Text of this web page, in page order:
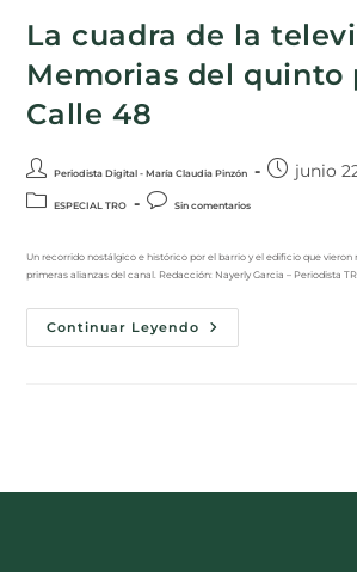
La cuadra de la
Memorias del quinto
Calle 48
Periodista Digital - María Claudia Pinzón junio
ESPECIAL TRO Sin comentarios
Un recorrido nostálgico e histórico por el barrio y el edificio que vieron
primeras alianzas del canal. Redacción: Nayerly Garcia – Periodista
Continuar Leyendo